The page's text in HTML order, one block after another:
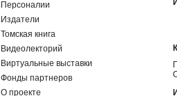
Персоналии
Издатели
Томская книга
Видеолекторий
Виртуальные выставки
Фонды партнеров
О проекте